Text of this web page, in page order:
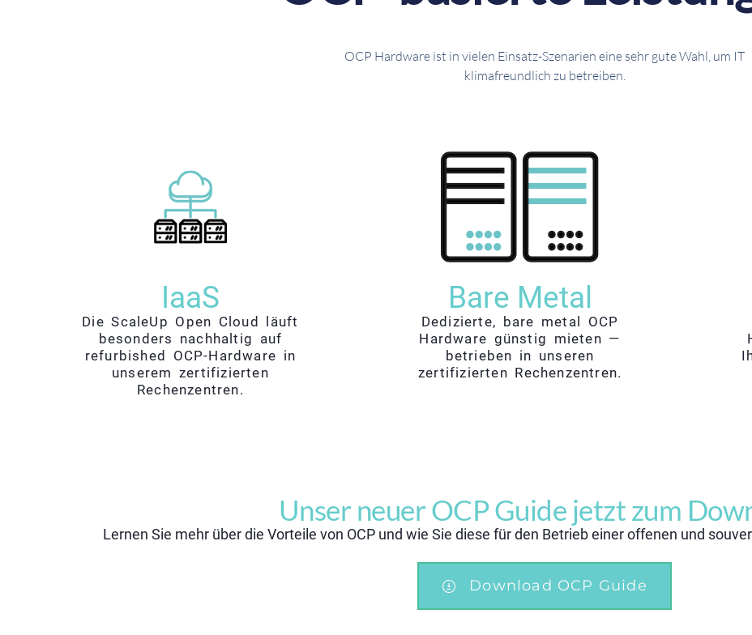
OCP Hardware ist in vielen Einsatz-Szenarien eine sehr gute Wahl, um IT
klimafreundlich zu betreiben.
IaaS
Die ScaleUp Open Cloud läuft
besonders nachhaltig auf
refurbished OCP-Hardware in
unserem zertifizierten
Rechenzentren.
Bare Metal
Dedizierte, bare metal OCP
Hardware günstig mieten —
betrieben in unseren
zertifizierten Rechenzentren.
Unser neuer OCP Guide jetzt zum
Lernen Sie mehr über die Vorteile von OCP und wie Sie diese für den Betrieb einer offenen und
Download OCP Guide